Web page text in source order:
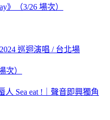
》（3/26 場次）
巡迴演唱 / 台北場
次）
Sea eat !｜聲音即興獨角